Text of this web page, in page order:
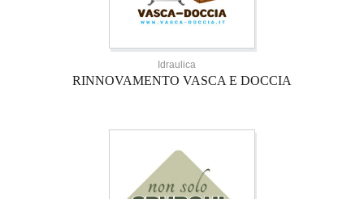
Idraulica
RINNOVAMENTO VASCA E DOCCIA